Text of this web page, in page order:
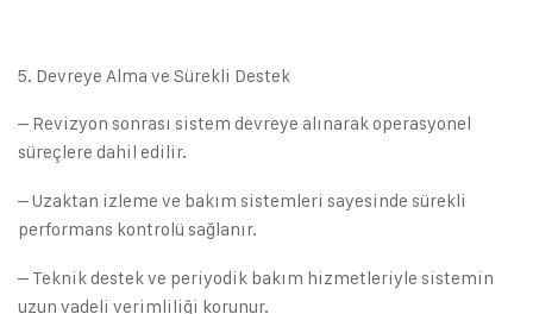
Devreye Alma ve Sürekli Destek
– Revizyon sonrası sistem devreye alınarak operasyonel
süreçlere dahil edilir.
– Uzaktan izleme ve bakım sistemleri sayesinde sürekli
performans kontrolü sağlanır.
– Teknik destek ve periyodik bakım hizmetleriyle sistemin
uzun vadeli verimliliği korunur.